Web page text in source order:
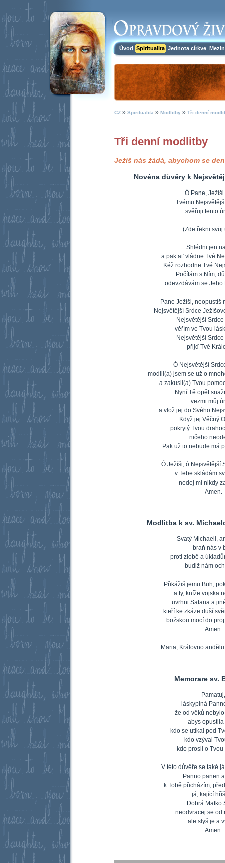
Úvod Spiritualita Jednota církve
CZ » Spiritualita » Modlitby » Tři denní
Tři denní modlitby
Ježíš nás žádá, abychom se
Novéna důvěry k
Ó Pane, Ježíši
Tvému
svěřuji tento
(Zde řekni svůj
Shlédni jen
a pak ať vládne Tvé
Kéž rozhodne Tvé
Počítám s Ním,
odevzdávám se Jeho
Pane Ježíši, neopustíš
Nejsvětější Srdce
Nejsvětější
věřím ve Tvou
Nejsvětější
přijď Tvé
Ó Nejsvětější
modlil(a) jsem se už o
a zakusil(a) Tvou
Nyní Tě opět
vezmi můj
a vlož jej do Svého
Když jej Věčný
pokrytý Tvou
ničeho
Pak už to nebude má
Ó Ježíši, ó Nejsvětější
v Tebe skládám
nedej mi nikdy
Amen.
Modlitba k sv.
Svatý Michaeli,
braň nás v
proti zlobě a
budiž nám
Přikážiš jemu Bůh,
a ty, kníže vojska
uvrhni Satana a
kteří ke zkáze duší
božskou mocí do
Amen.
Maria, Královno
Memorare sv.
Pamatuj,
láskyplná
že od věků
abys opustila
kdo se utíkal pod
kdo vzýval
kdo prosil o
V této důvěře se také
Panno panen
k Tobě přicházím,
já, kající
Dobrá Matko
neodvracej se od
ale slyš je a
Amen.